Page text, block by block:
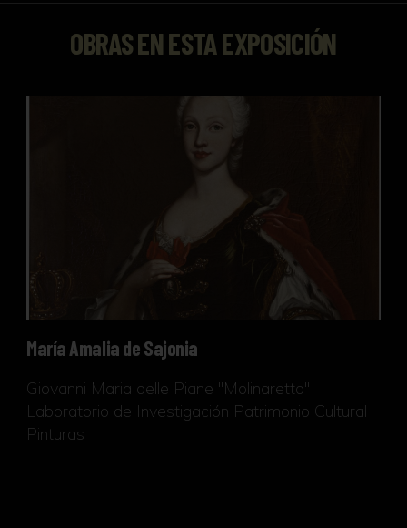
OBRAS EN ESTA EXPOSICIÓN
María Amalia de Sajonia
María Amalia de Sajonia
Giovanni Maria delle Piane "Molinaretto"
Laboratorio de Investigación Patrimonio Cultural
Pinturas